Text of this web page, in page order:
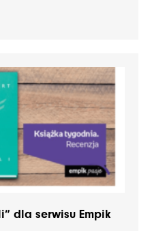
dla serwisu Empik